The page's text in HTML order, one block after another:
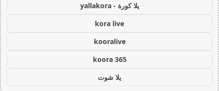
يلا كورة - yallakora
kora live
kooralive
koora 365
يلا شوت